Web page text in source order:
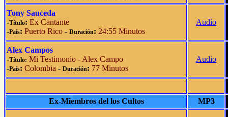
Tony Sauceda
-Título: Ex Cantante
-Pais: Puerto Rico - Duración: 24:55 Minutos
Audio
Alex Campos
-Título: Mi Testimonio - Alex Campo
-Pais: Colombia - Duración: 77 Minutos
Audio
Ex-Miembros del los Cultos MP3